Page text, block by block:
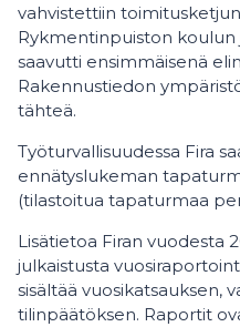
vahvistettiin
Rykmentinpuiston koulun
saavutti ensimmäisenä
Rakennustiedon
tähteä.
Työturvallisuudessa Fira
ennätyslukeman
(tilastoitua tapaturmaa
Lisätietoa Firan vuodesta
julkaistusta
sisältää vuosikatsauksen,
tilinpäätöksen. Raportit